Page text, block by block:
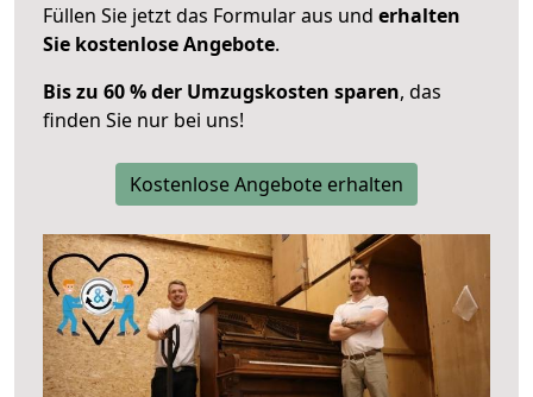
Füllen Sie jetzt das Formular aus und erhalten
Sie kostenlose Angebote.
Bis zu 60 % der Umzugskosten sparen, das
finden Sie nur bei uns!
Kostenlose Angebote erhalten